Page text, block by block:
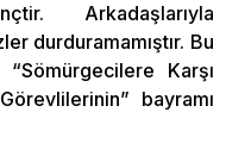
Arkadaşlarıyla
durduramamıştır. Bu
Karşı
bayramı